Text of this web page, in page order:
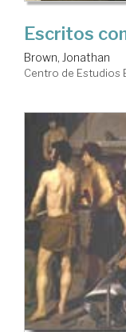
Escritos
Brown, Jonathan
Centro de Estudios